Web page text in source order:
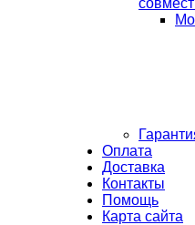
Оплата
Доставка
Контакты
Помощь
Карта сайта